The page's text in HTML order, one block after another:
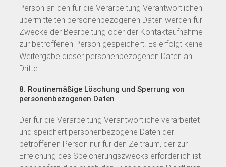
Person an den für die Verarbeitung Verantwortlichen
übermittelten personenbezogenen Daten werden für
Zwecke der Bearbeitung oder der Kontaktaufnahme
zur betroffenen Person gespeichert. Es erfolgt keine
Weitergabe dieser personenbezogenen Daten an
Dritte.
8. Routinemäßige Löschung und Sperrung von
personenbezogenen Daten
Der für die Verarbeitung Verantwortliche verarbeitet
und speichert personenbezogene Daten der
betroffenen Person nur für den Zeitraum, der zur
Erreichung des Speicherungszwecks erforderlich ist